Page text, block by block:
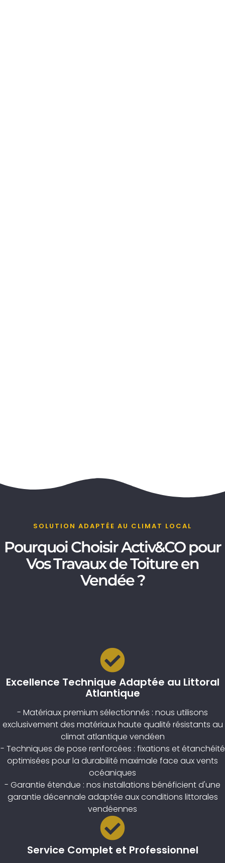
SOLUTION ADAPTÉE AU CLIMAT LOCAL
Pourquoi Choisir Activ&CO pour
Vos Travaux de Toiture en
Vendée ?
Excellence Technique Adaptée au Littoral
Atlantique
- Matériaux premium sélectionnés : nous utilisons
exclusivement des matériaux haute qualité résistants au
climat atlantique vendéen
- Techniques de pose renforcées : fixations et étanchéité
optimisées pour la durabilité maximale face aux vents
océaniques
- Garantie étendue : nos installations bénéficient d'une
garantie décennale adaptée aux conditions littorales
vendéennes
Service Complet et Professionnel